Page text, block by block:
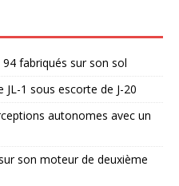
94 fabriqués sur son sol
1 sous escorte de J-20
autonomes avec un
son moteur de deuxième